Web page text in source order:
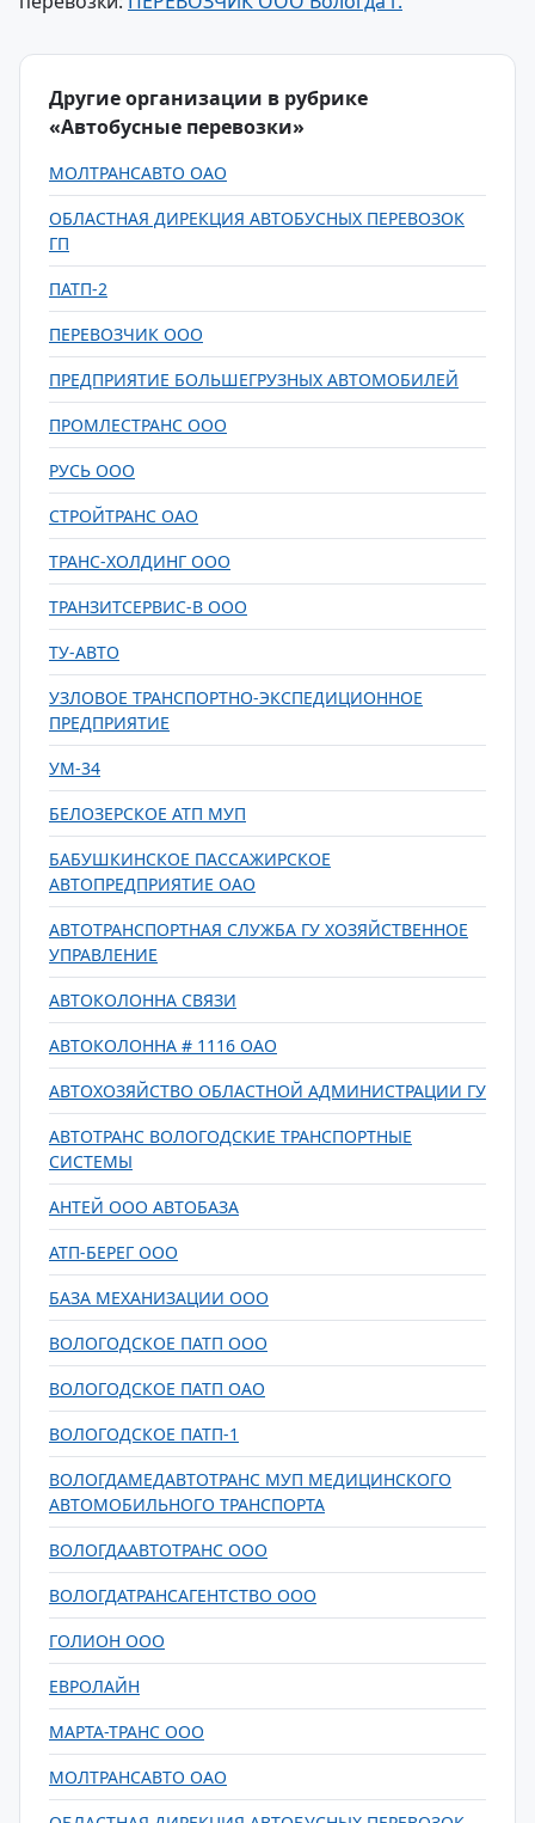
Другие организации в рубрике
«Автобусные перевозки»
МОЛТРАНСАВТО ОАО
ОБЛАСТНАЯ ДИРЕКЦИЯ АВТОБУСНЫХ ПЕРЕВОЗОК
ГП
ПАТП-2
ПЕРЕВОЗЧИК ООО
ПРЕДПРИЯТИЕ БОЛЬШЕГРУЗНЫХ АВТОМОБИЛЕЙ
ПРОМЛЕСТРАНС ООО
РУСЬ ООО
СТРОЙТРАНС ОАО
ТРАНС-ХОЛДИНГ ООО
ТРАНЗИТСЕРВИС-В ООО
ТУ-АВТО
УЗЛОВОЕ ТРАНСПОРТНО-ЭКСПЕДИЦИОННОЕ
ПРЕДПРИЯТИЕ
УМ-34
БЕЛОЗЕРСКОЕ АТП МУП
БАБУШКИНСКОЕ ПАССАЖИРСКОЕ
АВТОПРЕДПРИЯТИЕ ОАО
АВТОТРАНСПОРТНАЯ СЛУЖБА ГУ ХОЗЯЙСТВЕННОЕ
УПРАВЛЕНИЕ
АВТОКОЛОННА СВЯЗИ
АВТОКОЛОННА # 1116 ОАО
АВТОХОЗЯЙСТВО ОБЛАСТНОЙ АДМИНИСТРАЦИИ ГУ
АВТОТРАНС ВОЛОГОДСКИЕ ТРАНСПОРТНЫЕ
СИСТЕМЫ
АНТЕЙ ООО АВТОБАЗА
АТП-БЕРЕГ ООО
БАЗА МЕХАНИЗАЦИИ ООО
ВОЛОГОДСКОЕ ПАТП ООО
ВОЛОГОДСКОЕ ПАТП ОАО
ВОЛОГОДСКОЕ ПАТП-1
ВОЛОГДАМЕДАВТОТРАНС МУП МЕДИЦИНСКОГО
АВТОМОБИЛЬНОГО ТРАНСПОРТА
ВОЛОГДААВТОТРАНС ООО
ВОЛОГДАТРАНСАГЕНТСТВО ООО
ГОЛИОН ООО
ЕВРОЛАЙН
МАРТА-ТРАНС ООО
МОЛТРАНСАВТО ОАО